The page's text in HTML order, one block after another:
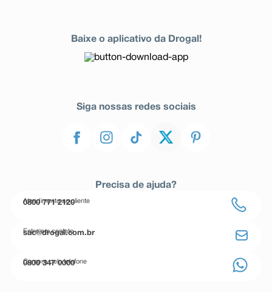
Baixe o aplicativo da Drogal!
Siga nossas redes sociais
Precisa de ajuda?
Atendimento ao cliente
0800 771 2120
Entre em contato
sac@drogal.com.br
Compre pelo telefone
0800 347 0000